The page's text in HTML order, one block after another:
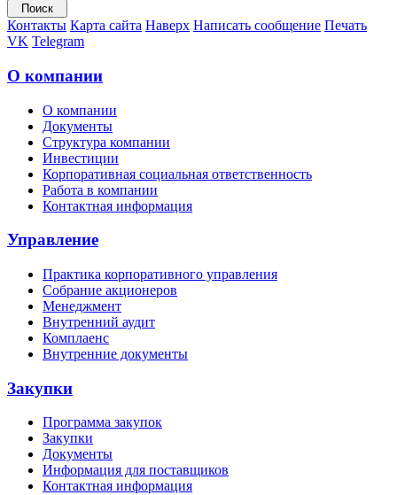
Контакты Карта сайта Наверх Написать сообщение Печать
VK Telegram
О компании
О компании
Документы
Структура компании
Инвестиции
Корпоративная социальная ответственность
Работа в компании
Контактная информация
Управление
Практика корпоративного управления
Собрание акционеров
Менеджмент
Внутренний аудит
Комплаенс
Внутренние документы
Закупки
Программа закупок
Закупки
Документы
Информация для поставщиков
Контактная информация